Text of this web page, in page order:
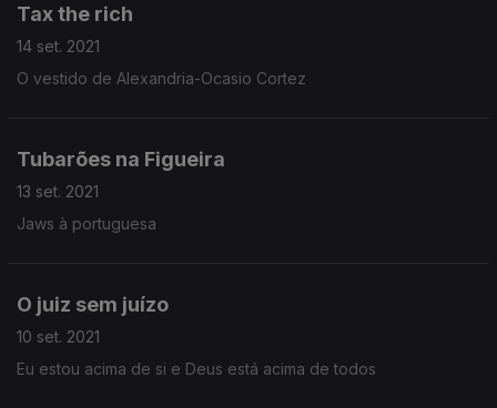
Tax the rich
14 set. 2021
O vestido de Alexandria-Ocasio Cortez
Tubarões na Figueira
13 set. 2021
Jaws à portuguesa
O juiz sem juízo
10 set. 2021
Eu estou acima de si e Deus está acima de todos